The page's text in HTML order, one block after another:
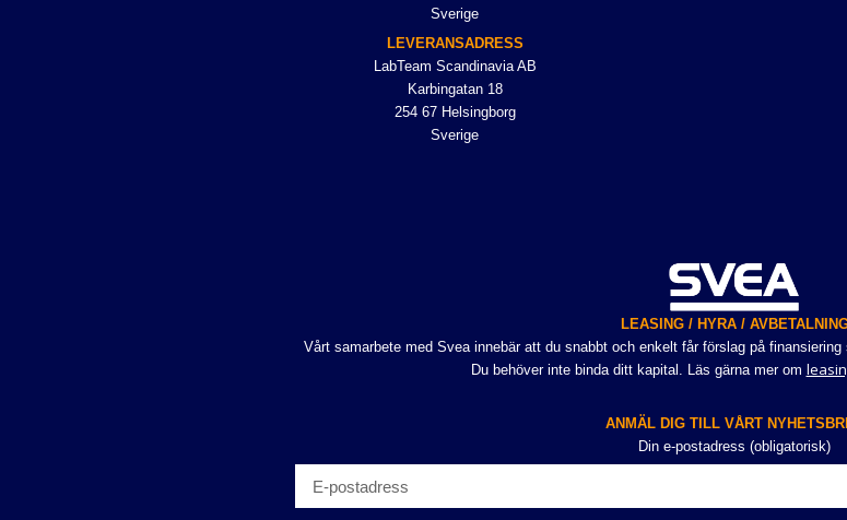
Sverige
LEVERANSADRESS
LabTeam Scandinavia AB
Karbingatan 18
254 67 Helsingborg
Sverige
LEASING / HYRA /
Vårt samarbete med Svea innebär att du snabbt och enkelt får förslag på
Du behöver inte binda ditt kapital. Läs gärna mer om
ANMÄL DIG TILL VÅRT
Din e-postadress (obligatorisk)